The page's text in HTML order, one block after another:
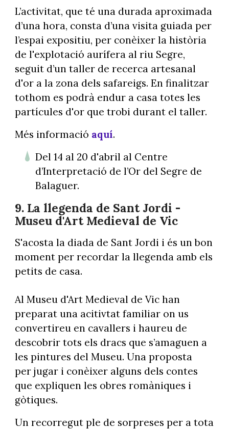
L’activitat, que té una durada aproximada
d’una hora, consta d’una visita guiada per
l’espai expositiu, per conèixer la història
de l'explotació aurífera al riu Segre,
seguit d’un taller de recerca artesanal
d'or a la zona dels safareigs. En finalitzar
tothom es podrà endur a casa totes les
partícules d'or que trobi durant el taller.
Més informació aquí.
Del 14 al 20 d'abril al Centre
d’Interpretació de l’Or del Segre de
Balaguer.
9. La llegenda de Sant Jordi -
Museu d'Art Medieval de Vic
S'acosta la diada de Sant Jordi i és un bon
moment per recordar la llegenda amb els
petits de casa.
Al Museu d'Art Medieval de Vic han
preparat una acitivtat familiar on us
convertireu en cavallers i haureu de
descobrir tots els dracs que s’amaguen a
les pintures del Museu. Una proposta
per jugar i conèixer alguns dels contes
que expliquen les obres romàniques i
gòtiques.
Un recorregut ple de sorpreses per a tota